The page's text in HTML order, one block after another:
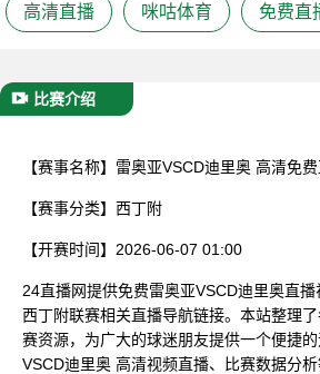
高清直播 咪咕体育 免费直
比赛介绍
【赛事名称】 雷奥亚VSCD迪里奥 高清免
【赛事分类】 西丁附
【开赛时间】 2026-06-07 01:00
24直播网提供免费雷奥亚VSCD迪里奥直
西丁附联赛相关直播导航链接。本站整理
赛资源，为广大的球迷朋友提供一个便捷
VSCD迪里奥 高清视频直播、比赛数据分析